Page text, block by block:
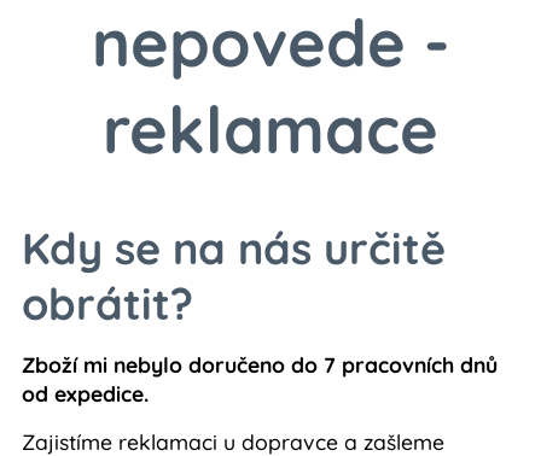
nepovede -
reklamace
Kdy se na nás určitě
obrátit?
Zboží mi nebylo doručeno do 7 pracovních dnů
od expedice.
Zajistíme reklamaci u dopravce a zašleme